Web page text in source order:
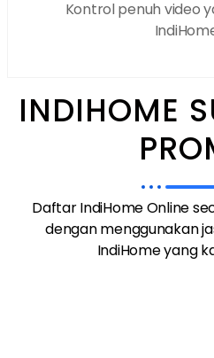
Kontrol penuh video
INDIHOME
Daftar IndiHome Online
dengan menggunakan
IndiHome yang